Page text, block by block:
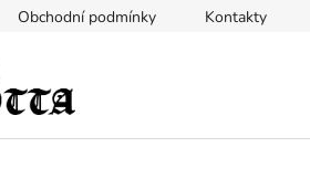
Obchodní podmínky Kontakty